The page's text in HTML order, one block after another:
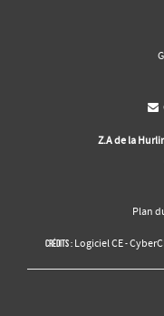

Z.A de la
Plan
Crédits : Logiciel CE-